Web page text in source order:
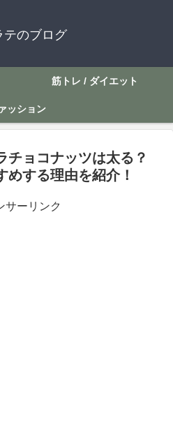
テのブログ
筋トレ / ダイエット
ッション
チョコナッツは太る？
めする理由を紹介！
サーリンク